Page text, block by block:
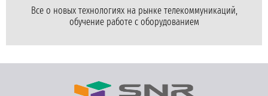
Все о новых технологиях на рынке телекоммуникаций,
обучение работе с оборудованием